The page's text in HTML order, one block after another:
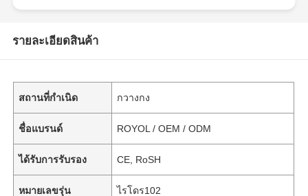
รายละเอียดสินค้า
สถานที่กำเนิด กวางกง
ชื่อแบรนด์ ROYOL / OEM / ODM
ได้รับการรับรอง CE, RoSH
หมายเลขรุ่น ไรโดร102